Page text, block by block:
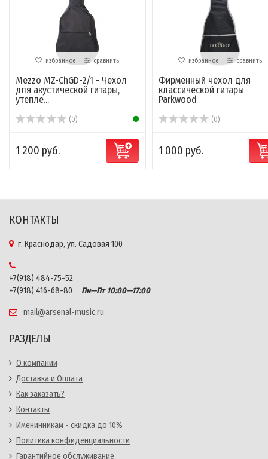
избранное сравнить
Mezzo MZ-ChGD-2/1 - Чехол
для акустической гитары,
утепле...
(0)
1 200 руб.
избранное сравнить
Фирменный чехол для
классической гитары
Parkwood
(0)
1 000 руб.
КОНТАКТЫ
г. Краснодар, ул. Садовая 100
+7(918) 484-75-52
+7(918) 416-68-80
Пн—Пт 10:00—17:00
mail@arsenal-music.ru
РАЗДЕЛЫ
О компании
Доставка и Оплата
Как заказать?
Контакты
Именинникам - скидка до 10%
Политика конфиденциальности
Гарантийное обслуживание